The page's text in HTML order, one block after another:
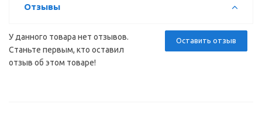
Отзывы
Оставить отзыв
У данного товара нет отзывов.
Станьте первым, кто оставил
отзыв об этом товаре!